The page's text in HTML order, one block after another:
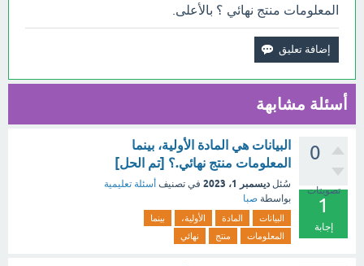
المعلومات منتج نهائي ؟ بالأعلى.
أسئلة مشابهة
0
تصويتات
1
إجابة
البيانات هي المادة الأولية، بينما
المعلومات منتج نهائي.؟ [تم الحل]
سُئل ديسمبر 1، 2023 في تصنيف أسئلة تعليمية
بواسطة صبا
البيانات المادة الأولية،
بينما
المعلومات
منتج نهائي